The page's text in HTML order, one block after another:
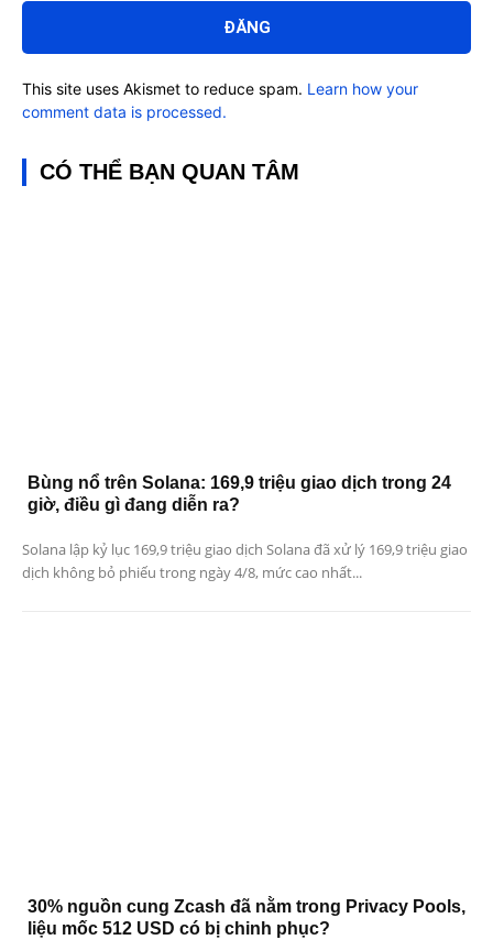
luận:
This site uses Akismet to reduce spam. Learn how your
comment data is processed.
CÓ THỂ BẠN QUAN TÂM
Bùng nổ trên Solana: 169,9 triệu giao dịch trong 24
giờ, điều gì đang diễn ra?
Solana lập kỷ lục 169,9 triệu giao dịch Solana đã xử lý 169,9 triệu giao
dịch không bỏ phiếu trong ngày 4/8, mức cao nhất...
30% nguồn cung Zcash đã nằm trong Privacy Pools,
liệu mốc 512 USD có bị chinh phục?